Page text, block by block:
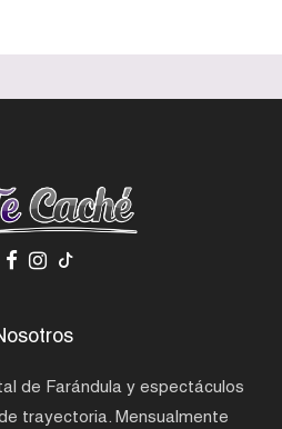
de Farándula y espectáculos
trayectoria. Mensualmente